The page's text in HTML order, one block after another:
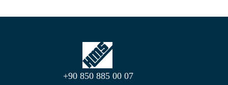
+90 850 885 00 07